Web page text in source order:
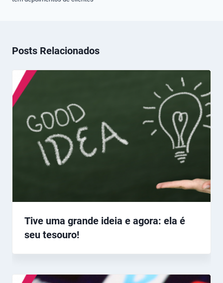
Posts Relacionados
Tive uma grande ideia e agora: ela é
seu tesouro!